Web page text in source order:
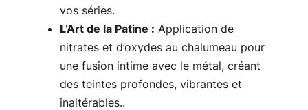
vos séries.
L’Art de la Patine : Application de
nitrates et d’oxydes au chalumeau pour
une fusion intime avec le métal, créant
des teintes profondes, vibrantes et
inaltérables..